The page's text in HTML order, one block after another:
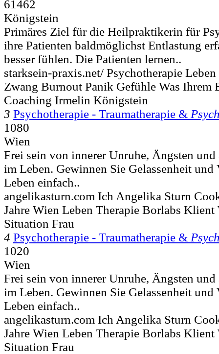
61462
Königstein
Primäres Ziel für die Heilpraktikerin für
ihre Patienten baldmöglichst Entlastung
besser fühlen. Die Patienten lernen..
starksein-praxis.net/ Psychotherapie
Zwang Burnout Panik Gefühle Was Ihrem
Coaching Irmelin Königstein
3 Psychotherapie - Traumatherapie &
1080
Wien
Frei sein von innerer Unruhe, Ängsten und
im Leben. Gewinnen Sie Gelassenheit und
Leben einfach..
angelikasturn.com Ich Angelika Sturn
Jahre Wien Leben Therapie Borlabs Klient
Situation Frau
4 Psychotherapie - Traumatherapie &
1020
Wien
Frei sein von innerer Unruhe, Ängsten und
im Leben. Gewinnen Sie Gelassenheit und
Leben einfach..
angelikasturn.com Ich Angelika Sturn
Jahre Wien Leben Therapie Borlabs Klient
Situation Frau